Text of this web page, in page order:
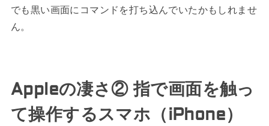
でも黒い画面にコマンドを打ち込んでいたかもしれませ
ん。
Appleの凄さ② 指で画面を触っ
て操作するスマホ（iPhone）